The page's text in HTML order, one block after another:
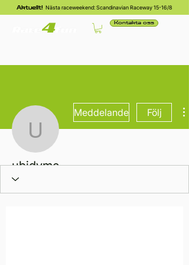
Aktuellt! Nästa raceweekend: Scandinavian Raceway 15-16/8
Kontakta oss
ubidyme
Meddelande Följ
ubidyme